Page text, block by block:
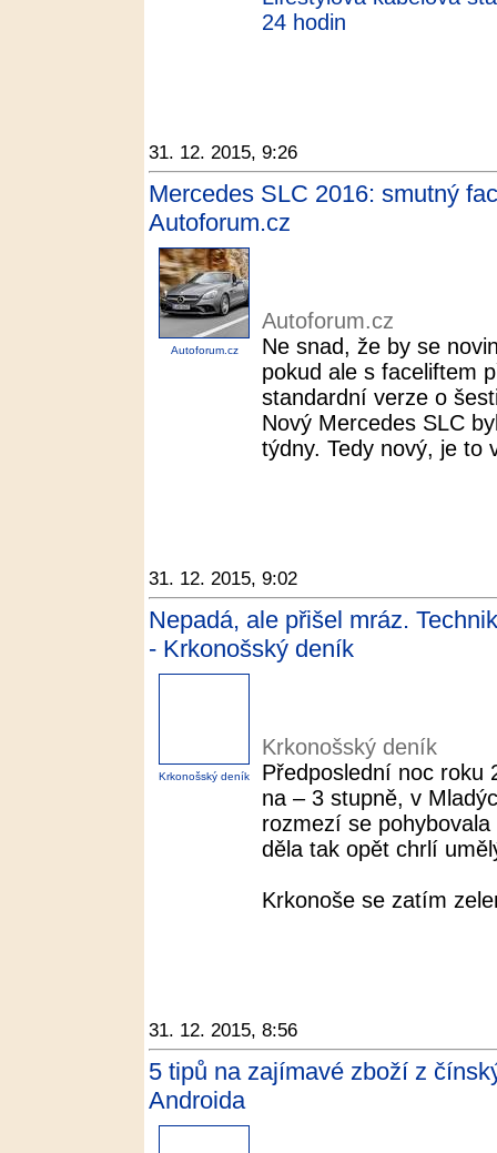
24 hodin
31. 12. 2015, 9:26
Mercedes SLC 2016: smutný
Autoforum.cz
Autoforum.cz
Autoforum.cz
Ne snad, že by se
pokud ale s faceliftem
standardní verze o
Nový Mercedes SLC
týdny. Tedy nový, je to
31. 12. 2015, 9:02
Nepadá, ale přišel mráz.
- Krkonošský deník
Krkonošský deník
Krkonošský deník
Předposlední noc roku
na – 3 stupně, v
rozmezí se
děla tak opět chrlí
Krkonoše se zatím
31. 12. 2015, 8:56
5 tipů na zajímavé zboží z
Androida